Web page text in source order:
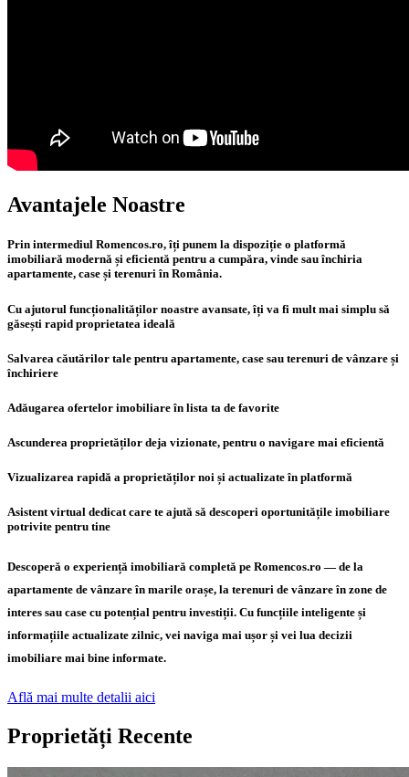
Avantajele Noastre
Prin intermediul Romencos.ro, îți punem la dispoziție o platformă
imobiliară modernă și eficientă pentru a cumpăra, vinde sau închiria
apartamente, case și terenuri în România.
Cu ajutorul funcționalităților noastre avansate, îți va fi mult mai simplu să
găsești rapid proprietatea ideală
Salvarea căutărilor tale pentru apartamente, case sau terenuri de vânzare și
închiriere
Adăugarea ofertelor imobiliare în lista ta de favorite
Ascunderea proprietăților deja vizionate, pentru o navigare mai eficientă
Vizualizarea rapidă a proprietăților noi și actualizate în platformă
Asistent virtual dedicat care te ajută să descoperi oportunitățile imobiliare
potrivite pentru tine
Descoperă o experiență imobiliară completă pe Romencos.ro — de la
apartamente de vânzare în marile orașe, la terenuri de vânzare în zone de
interes sau case cu potențial pentru investiții. Cu funcțiile inteligente și
informațiile actualizate zilnic, vei naviga mai ușor și vei lua decizii
imobiliare mai bine informate.
Află mai multe detalii aici
Proprietăți Recente